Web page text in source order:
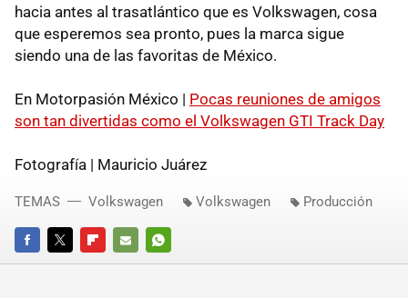
hacia antes al trasatlántico que es Volkswagen, cosa
que esperemos sea pronto, pues la marca sigue
siendo una de las favoritas de México.
En Motorpasión México | Pocas reuniones de amigos
son tan divertidas como el Volkswagen GTI Track Day
Fotografía | Mauricio Juárez
FACEBOOKTWITTERFLIPBOARD
E-
WHATSAPP
TEMAS Volkswagen Volkswagen Producción